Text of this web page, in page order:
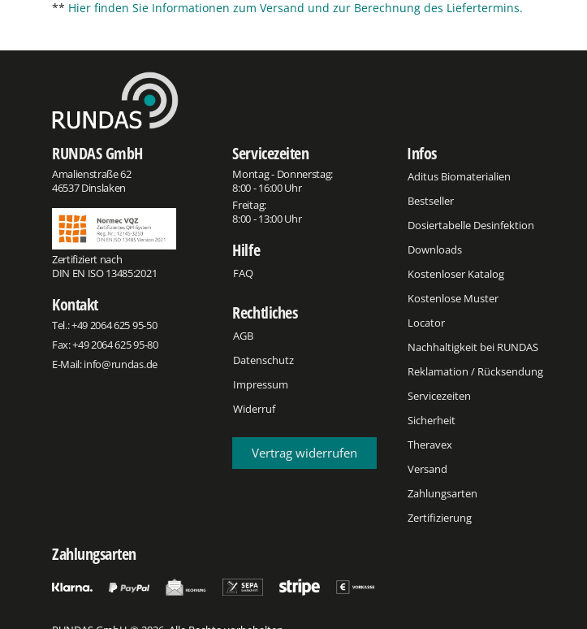
** Hier finden Sie Informationen zum Versand und zur Berechnung des Liefertermins.
RUNDAS GmbH
Amalienstraße 62
46537 Dinslaken
Zertifiziert nach
DIN EN ISO 13485:2021
Kontakt
Tel.:+49 2064 625 95-50
Fax: +49 2064 625 95-80
E-Mail:info@rundas.de
Servicezeiten
Montag - Donnerstag:
8:00 - 16:00 Uhr
Freitag:
8:00 - 13:00 Uhr
Hilfe
FAQ
Rechtliches
AGB
Datenschutz
Impressum
Widerruf
Vertrag widerrufen
Infos
Aditus Biomaterialien
Bestseller
Dosiertabelle Desinfektion
Downloads
Kostenloser Katalog
Kostenlose Muster
Locator
Nachhaltigkeit bei RUNDAS
Reklamation / Rücksendung
Servicezeiten
Sicherheit
Theravex
Versand
Zahlungsarten
Zertifizierung
Zahlungsarten